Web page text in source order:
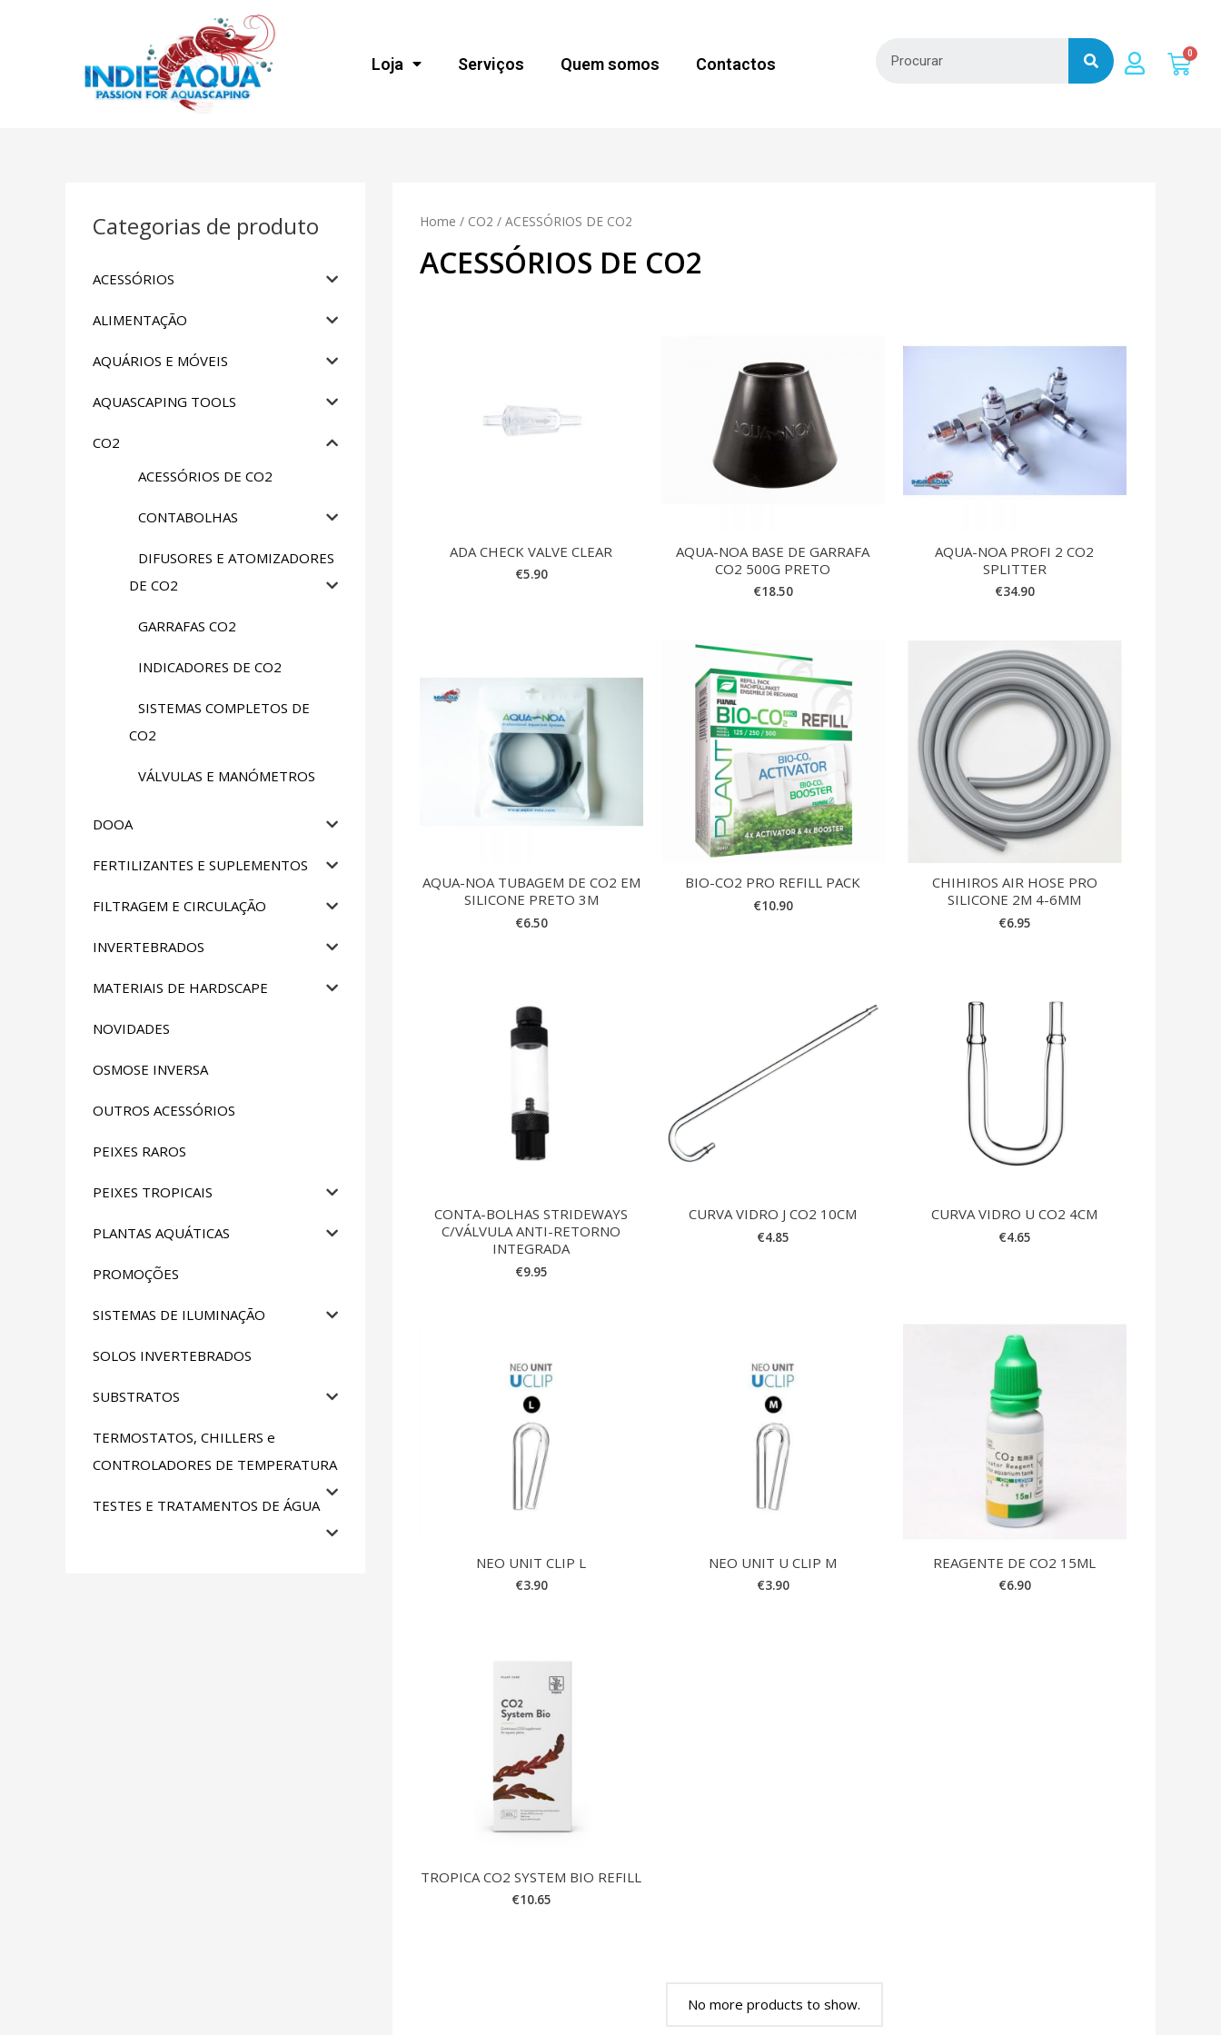
Loja Serviços Quem somos Contactos
Categorias de produto
ACESSÓRIOS
ALIMENTAÇÃO
AQUÁRIOS E MÓVEIS
AQUASCAPING TOOLS
CO2
ACESSÓRIOS DE CO2
CONTABOLHAS
DIFUSORES E ATOMIZADORES
DE CO2
GARRAFAS CO2
INDICADORES DE CO2
SISTEMAS COMPLETOS DE
CO2
VÁLVULAS E MANÓMETROS
DOOA
FERTILIZANTES E SUPLEMENTOS
FILTRAGEM E CIRCULAÇÃO
INVERTEBRADOS
MATERIAIS DE HARDSCAPE
NOVIDADES
OSMOSE INVERSA
OUTROS ACESSÓRIOS
PEIXES RAROS
PEIXES TROPICAIS
PLANTAS AQUÁTICAS
PROMOÇÕES
SISTEMAS DE ILUMINAÇÃO
SOLOS INVERTEBRADOS
SUBSTRATOS
TERMOSTATOS, CHILLERS e
CONTROLADORES DE TEMPERATURA
TESTES E TRATAMENTOS DE ÁGUA
Home / CO2 / ACESSÓRIOS DE CO2
ACESSÓRIOS DE CO2
ADA CHECK VALVE CLEAR
€5.90
AQUA-NOA BASE DE GARRAFA
CO2 500G PRETO
€18.50
AQUA-NOA PROFI 2 CO2
SPLITTER
€34.90
AQUA-NOA TUBAGEM DE CO2 EM
SILICONE PRETO 3M
€6.50
BIO-CO2 PRO REFILL PACK
€10.90
CHIHIROS AIR HOSE PRO
SILICONE 2M 4-6MM
€6.95
CONTA-BOLHAS STRIDEWAYS
C/VÁLVULA ANTI-RETORNO
INTEGRADA
€9.95
CURVA VIDRO J CO2 10CM
€4.85
CURVA VIDRO U CO2 4CM
€4.65
NEO UNIT CLIP L
€3.90
NEO UNIT U CLIP M
€3.90
REAGENTE DE CO2 15ML
€6.90
TROPICA CO2 SYSTEM BIO REFILL
€10.65
No more products to show.